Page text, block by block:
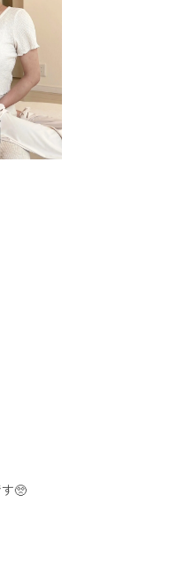
🥺